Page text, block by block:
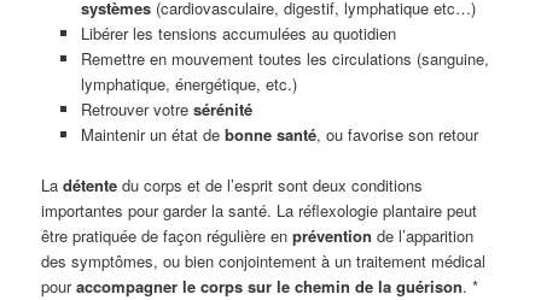
systèmes (cardiovasculaire, digestif, lymphatique etc…)
Libérer les tensions accumulées au quotidien
Remettre en mouvement toutes les circulations (sanguine,
lymphatique, énergétique, etc.)
Retrouver votre sérénité
Maintenir un état de bonne santé, ou favorise son retour
Ladétente du corps et de l’esprit sont deux conditions
importantes pour garder la santé. La réflexologie plantaire peut
être pratiquée de façon régulière enprévention de l’apparition
des symptômes, ou bien conjointement à un traitement médical
pouraccompagner le corps sur le chemin de la guérison. *